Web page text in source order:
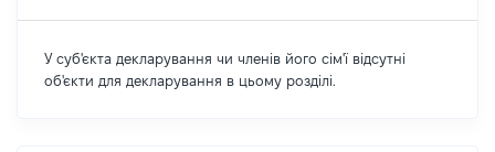
У суб'єкта декларування чи членів його сім'ї відсутні
об'єкти для декларування в цьому розділі.